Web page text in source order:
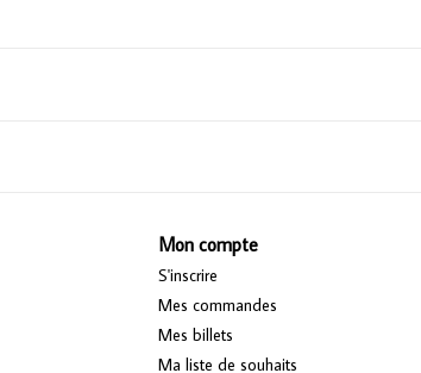
Mon compte
S'inscrire
Mes commandes
Mes billets
Ma liste de souhaits